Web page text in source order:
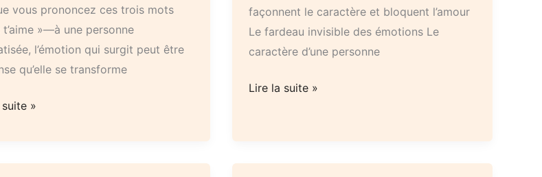
vous prononcez ces trois mots
»—à une personne
l’émotion qui surgit peut être
qu’elle se transforme
»
façonnent le caractère et bloquent l’amour
Le fardeau invisible des émotions Le
caractère d’une personne
Quand
insupportables
Lire la suite »